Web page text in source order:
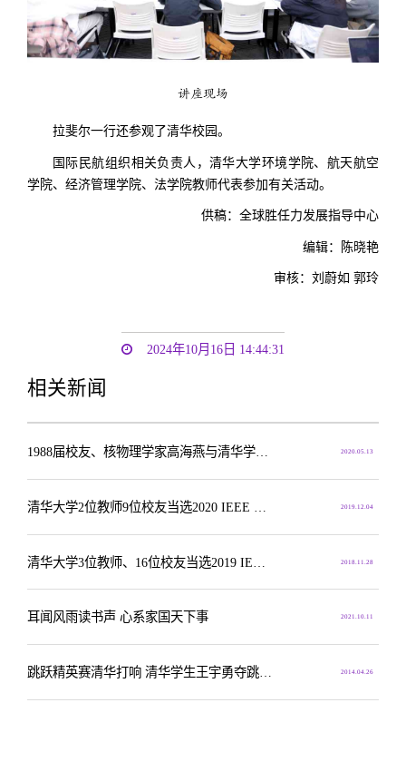
讲座现场
拉斐尔一行还参观了清华校园。
国际民航组织相关负责人，清华大学环境学院、航天航空
学院、经济管理学院、法学院教师代表参加有关活动。
供稿：全球胜任力发展指导中心
编辑：陈晓艳
审核：刘蔚如 郭玲
2024年10月16日 14:44:31
相关新闻
2020.05.13
1988届校友、核物理学家高海燕与清华学子畅谈科研与人生
2019.12.04
2018.11.28
2021.10.11
耳闻风雨读书声 心系家国天下事
2014.04.26